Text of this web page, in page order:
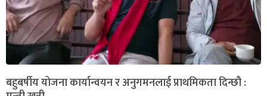
बहुबर्षीय योजना कार्यान्वयन र अनुगमनलाई प्राथमिकता दिन्छौ :